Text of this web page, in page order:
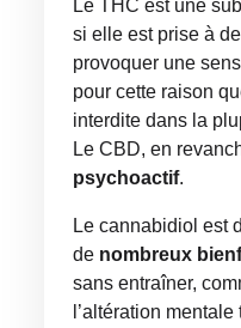
Le THC est une
si elle est prise à
provoquer une
pour cette raison
interdite dans la
Le CBD, en
psychoactif.
Le cannabidiol est
de nombreux
sans entraîner,
l’altération